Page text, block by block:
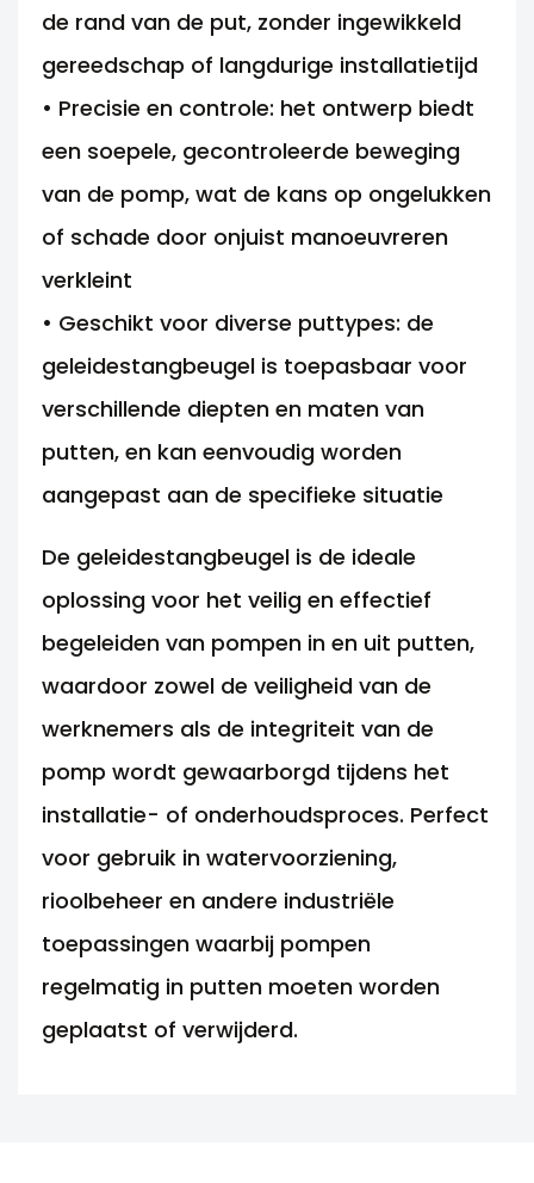
de rand van de put, zonder ingewikkeld
gereedschap of langdurige installatietijd
• Precisie en controle: het ontwerp biedt
een soepele, gecontroleerde beweging
van de pomp, wat de kans op ongelukken
of schade door onjuist manoeuvreren
verkleint
• Geschikt voor diverse puttypes: de
geleidestangbeugel is toepasbaar voor
verschillende diepten en maten van
putten, en kan eenvoudig worden
aangepast aan de specifieke situatie
De geleidestangbeugel is de ideale
oplossing voor het veilig en effectief
begeleiden van pompen in en uit putten,
waardoor zowel de veiligheid van de
werknemers als de integriteit van de
pomp wordt gewaarborgd tijdens het
installatie- of onderhoudsproces. Perfect
voor gebruik in watervoorziening,
rioolbeheer en andere industriële
toepassingen waarbij pompen
regelmatig in putten moeten worden
geplaatst of verwijderd.